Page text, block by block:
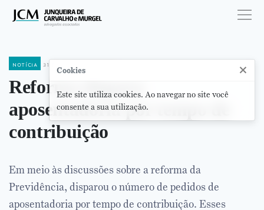
notícia 31 de janeiro de 2018
Reforma dispara
aposentadoria por tempo de
contribuição
Em meio às discussões sobre a reforma da
Previdência, disparou o número de pedidos de
aposentadoria por tempo de contribuição. Esses
Cookies ×
Este site utiliza cookies. Ao navegar no site você
consente a sua utilização.